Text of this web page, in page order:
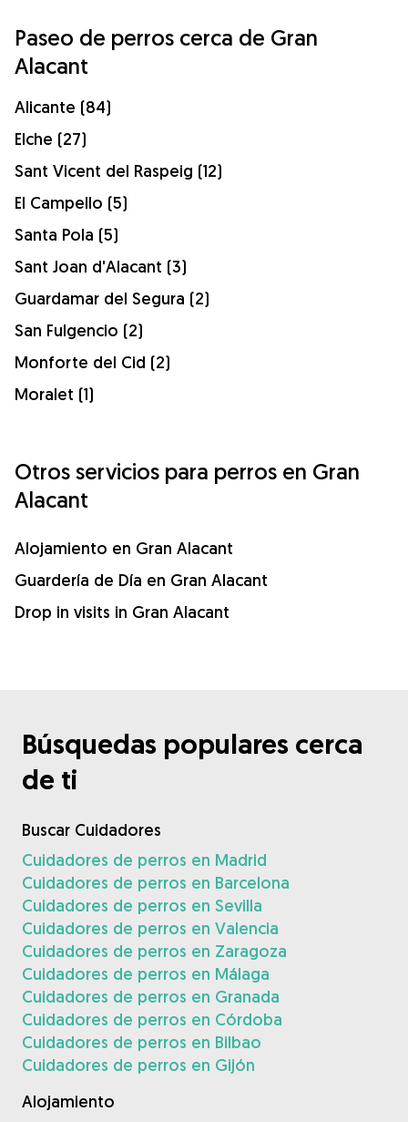
Paseo de perros cerca de Gran
Alacant
Alicante (84)
Elche (27)
Sant Vicent del Raspeig (12)
El Campello (5)
Santa Pola (5)
Sant Joan d'Alacant (3)
Guardamar del Segura (2)
San Fulgencio (2)
Monforte del Cid (2)
Moralet (1)
Otros servicios para perros en Gran
Alacant
Alojamiento en Gran Alacant
Guardería de Día en Gran Alacant
Drop in visits in Gran Alacant
Búsquedas populares cerca
de ti
Buscar Cuidadores
Cuidadores de perros en Madrid
Cuidadores de perros en Barcelona
Cuidadores de perros en Sevilla
Cuidadores de perros en Valencia
Cuidadores de perros en Zaragoza
Cuidadores de perros en Málaga
Cuidadores de perros en Granada
Cuidadores de perros en Córdoba
Cuidadores de perros en Bilbao
Cuidadores de perros en Gijón
Alojamiento